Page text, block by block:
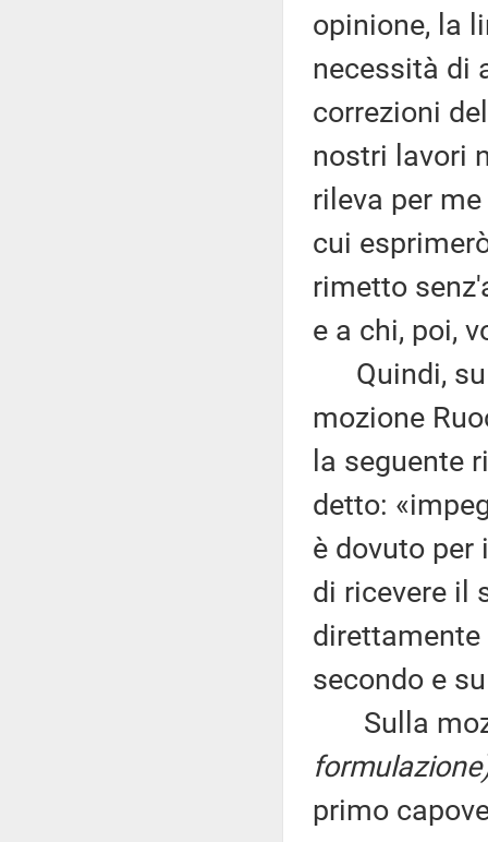
opinione, la
necessità di
correzioni
nostri lavori
rileva per
cui
rimetto
e a chi, poi,
Quindi, sul
mozione
la seguente
detto:
è dovuto per
di ricevere il
secondo e
Sulla
primo